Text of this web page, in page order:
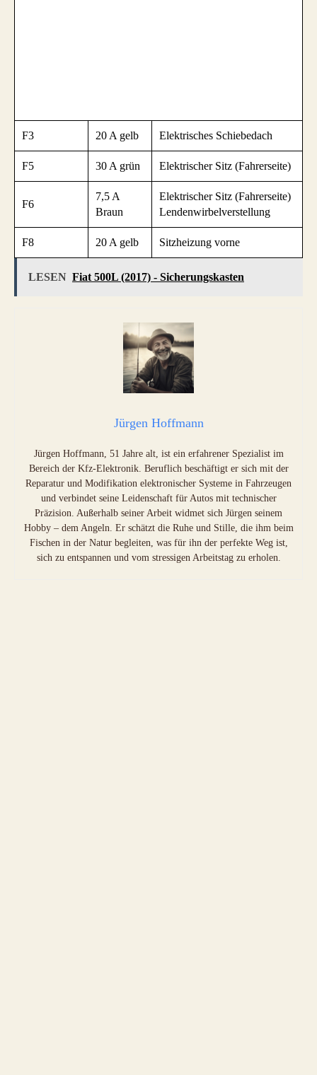
F3 20 A gelb Elektrisches Schiebedach
F5 30 A grün Elektrischer Sitz (Fahrerseite)
F6
7,5 A
Braun
Elektrischer Sitz (Fahrerseite)
Lendenwirbelverstellung
F8 20 A gelb Sitzheizung vorne
LESEN Fiat 500L (2017) - Sicherungskasten
Jürgen Hoffmann
Jürgen Hoffmann, 51 Jahre alt, ist ein erfahrener Spezialist im
Bereich der Kfz-Elektronik. Beruflich beschäftigt er sich mit der
Reparatur und Modifikation elektronischer Systeme in Fahrzeugen
und verbindet seine Leidenschaft für Autos mit technischer
Präzision. Außerhalb seiner Arbeit widmet sich Jürgen seinem
Hobby – dem Angeln. Er schätzt die Ruhe und Stille, die ihm beim
Fischen in der Natur begleiten, was für ihn der perfekte Weg ist,
sich zu entspannen und vom stressigen Arbeitstag zu erholen.